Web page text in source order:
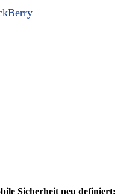
Sicherheit neu definiert: